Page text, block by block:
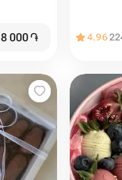
8 000֏ 4.96